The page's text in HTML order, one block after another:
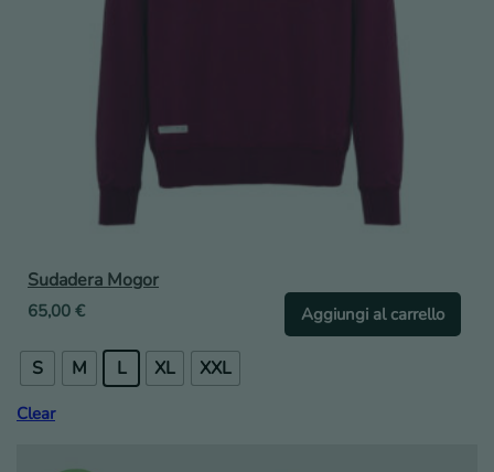
Sudadera Mogor
65,00 € Aggiungi al carrello
S M L XL XXL
Clear